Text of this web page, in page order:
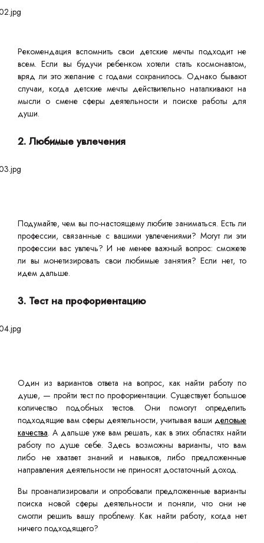
Рекомендация вспомнить свои детские мечты подходит не
всем. Если вы будучи ребенком хотели стать космонавтом,
вряд ли это желание с годами сохранилось. Однако бывают
случаи, когда детские мечты действительно наталкивают на
мысли о смене сферы деятельности и поиске работы для
души.
2. Любимые увлечения
Подумайте, чем вы по-настоящему любите заниматься. Есть ли
профессии, связанные с вашими увлечениями? Могут ли эти
профессии вас увлечь? И не менее важный вопрос: сможете
ли вы монетизировать свои любимые занятия? Если нет, то
идем дальше.
3. Тест на профориентацию
Один из вариантов ответа на вопрос, как найти работу по
душе, — пройти тест по профориентации. Существует большое
количество подобных тестов. Они помогут определить
подходящие вам сферы деятельности, учитывая ваши деловые
качества. А дальше уже вам решать, как в этих областях найти
работу по душе себе. Здесь возможны варианты, что вам
либо не хватает знаний и навыков, либо предложенные
направления деятельности не приносят достаточный доход.
Вы проанализировали и опробовали предложенные варианты
поиска новой сферы деятельности и поняли, что они не
смогли решить вашу проблему. Как найти работу, когда нет
ничего подходящего?